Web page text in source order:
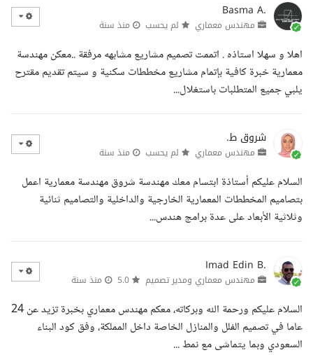
Basma A.
مهندس معماري لم يحسب منذ سنة
اهلا و سهلا استاذه . اتممت تصميم مشاريع مشابهه مرفقة ..معكن مهندسة
معمارية خبرة كافية بإتمام مشاريع مخططات سكنية و سيتم تقديم مقترح
يلبي جميع المتطلبات باستغلال...
شروق ط.
مهندس معماري لم يحسب منذ سنة
السلام عليكم أستاذة ابتسام معك مهندسة شروق مهندسة معمارية اعمل
بتصاميم المخططات المعمارية الخارجية والداخلية والتصاميم ثنائية
وثلاثية الأبعاد على عدة برامج هندس...
Imad Edin B.
مهندس معماري ومدير تصميم منذ سنة
السلام عليكم ورحمة الله وبركاته، معكم مهندس معماري بخبرة تزيد عن 24
عاما في تصميم الفلل والمنازل الخاصة داخل المملكة، وفق كود البناء
السعودي وبما يتماشى مع نمط ...